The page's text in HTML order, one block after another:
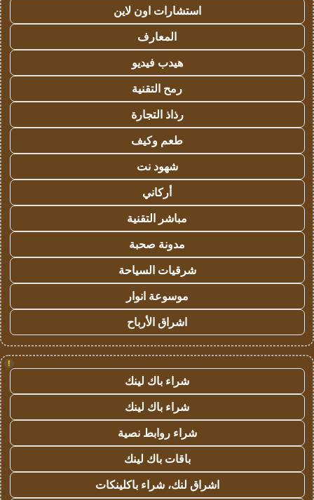
استشارات اون لاين
المعارف
هيدب فيديو
رمح التقنية
رذاذ التجارة
طعم وكيف
شهود نت
أركاني
مباشر التقنية
مدونة صحبة
شرقيات السياحة
موسوعة انوار
اشراق الأرباح
!
شراء باك لينك
شراء باك لينك
شراء روابط نصية
باقات باك لينك
اشراق لنك، شراء باكلينكات